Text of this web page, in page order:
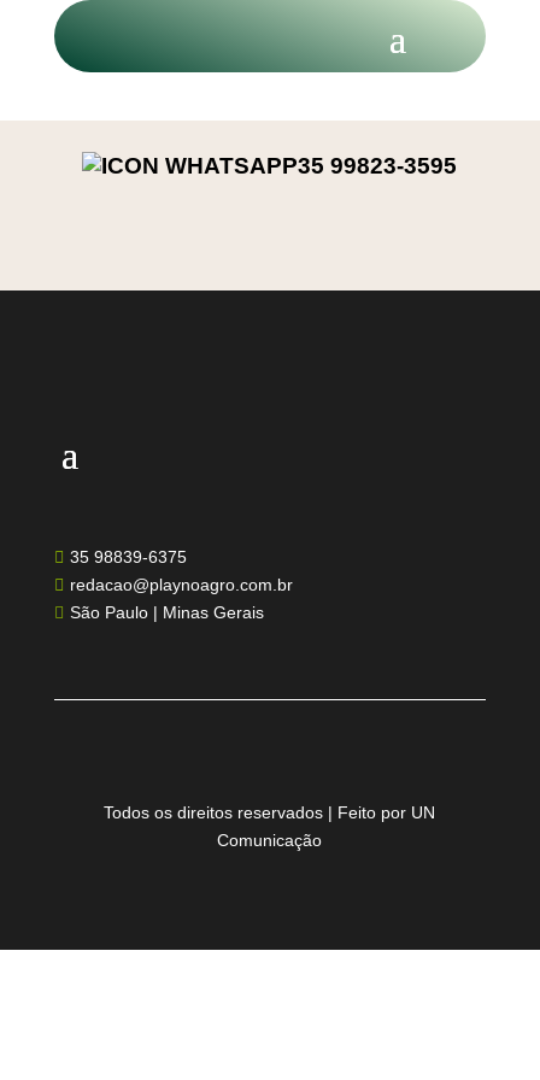
35 99823-3595
 35 98839-6375
 redacao@playnoagro.com.br
 São Paulo | Minas Gerais
Todos os direitos reservados | Feito por UN
Comunicação